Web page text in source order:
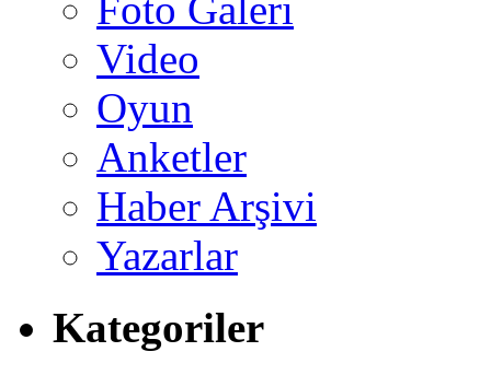
Video
Oyun
Anketler
Haber Arşivi
Yazarlar
Kategoriler